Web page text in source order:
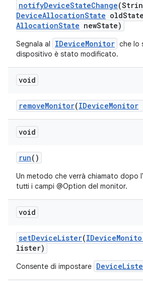
notifyDeviceStateChange
DeviceAllocationState oldState
AllocationState newState)
Segnala al IDeviceMonitor che lo
dispositivo è stato modificato.
void
removeMonitor(IDeviceMonitor
void
run()
Un metodo che verrà chiamato dopo
tutti i campi @Option del monitor.
void
setDeviceLister(IDevice
lister)
Consente di impostare